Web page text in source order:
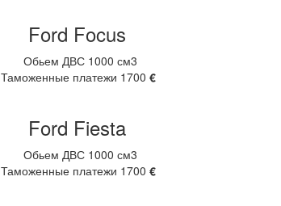
Ford Focus
Обьем ДВС 1000 см3
Таможенные платежи 1700 €
Ford Fiesta
Обьем ДВС 1000 см3
Таможенные платежи 1700 €